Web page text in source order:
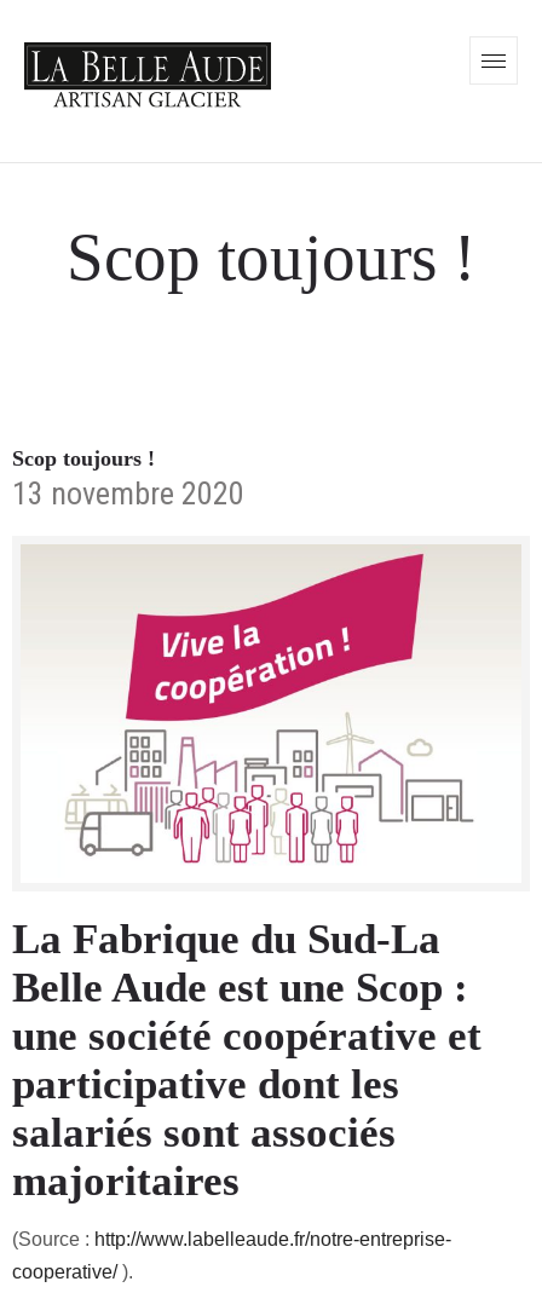
Scop toujours !
Scop toujours !
13 novembre 2020
La Fabrique du Sud-La
Belle Aude est une Scop :
une société coopérative et
participative dont les
salariés sont associés
majoritaires
(Source : http://www.labelleaude.fr/notre-entreprise-
cooperative/).